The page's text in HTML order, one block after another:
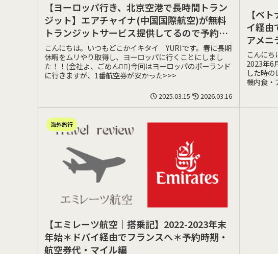
【ヨーロッパ行き、北京空港で長時間トラン
ジット】エアチャイナ(中国国際航空)が無料
トランジットサービス提供してるので予約し
てみた！！
こんにちは。いつもどこかイキタイ YURIです。春に長期
休暇をムリやり取得し、ヨーロッパに行くことにしまし
た！！(会社よ、ごめん🙇‍♀️)今回はヨーロッパのポーランド
に行きますが、1番航空券が安かった>>>
2025.03.15 2026.03.16
【ベ
イ経由
アメニ
こんに
2023年6
した時
機内食・
海外旅行
【エミレーツ航空｜搭乗記】2022-2023年末
年始＊ドバイ経由でフランスへ＊予約時期・
航空券代・マイル編